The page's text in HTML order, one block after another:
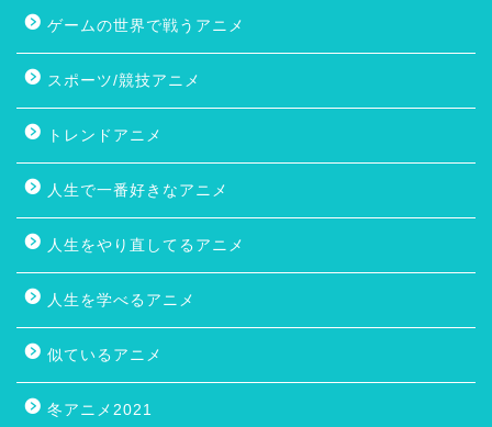
ゲームの世界で戦うアニメ
スポーツ/競技アニメ
トレンドアニメ
人生で一番好きなアニメ
人生をやり直してるアニメ
人生を学べるアニメ
似ているアニメ
冬アニメ2021